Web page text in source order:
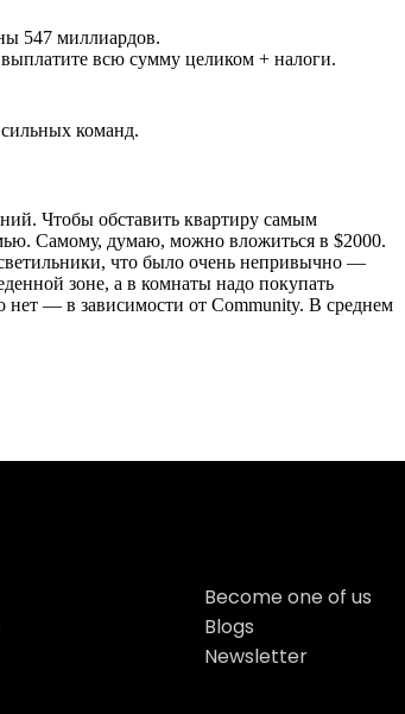
547 миллиардов.
всю сумму целиком + налоги.
команд.
Чтобы обставить квартиру самым
Самому, думаю, можно вложиться в $2000.
что было очень непривычно —
зоне, а в комнаты надо покупать
нет — в зависимости от Community. В среднем
Become one of us
Blogs
Newsletter